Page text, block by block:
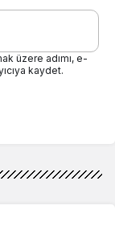
üzere adımı, e-
kaydet.